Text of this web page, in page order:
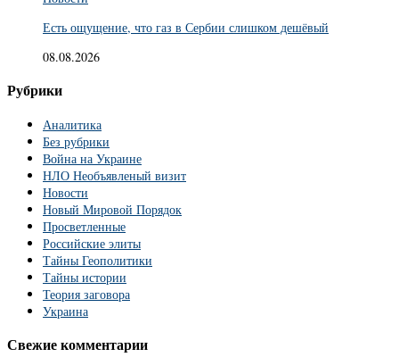
Есть ощущение, что газ в Сербии слишком дешёвый
08.08.2026
Рубрики
Аналитика
Без рубрики
Война на Украине
НЛО Необъявленый визит
Новости
Новый Мировой Порядок
Просветленные
Российские элиты
Тайны Геополитики
Тайны истории
Теория заговора
Украина
Свежие комментарии